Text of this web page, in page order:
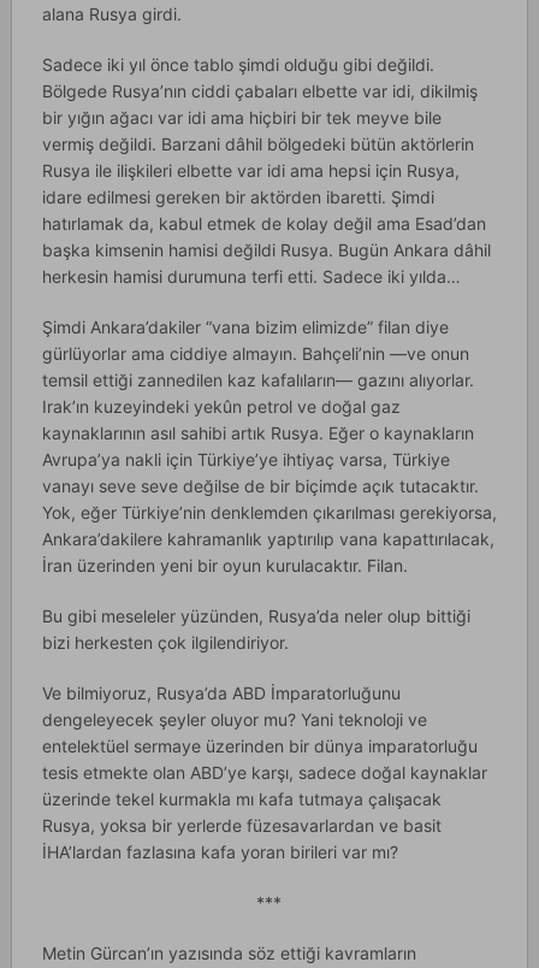
alana Rusya girdi.
Sadece iki yıl önce tablo şimdi olduğu gibi değildi.
Bölgede Rusya’nın ciddi çabaları elbette var idi, dikilmiş
bir yığın ağacı var idi ama hiçbiri bir tek meyve bile
vermiş değildi. Barzani dâhil bölgedeki bütün aktörlerin
Rusya ile ilişkileri elbette var idi ama hepsi için Rusya,
idare edilmesi gereken bir aktörden ibaretti. Şimdi
hatırlamak da, kabul etmek de kolay değil ama Esad’dan
başka kimsenin hamisi değildi Rusya. Bugün Ankara dâhil
herkesin hamisi durumuna terfi etti. Sadece iki yılda…
Şimdi Ankara’dakiler “vana bizim elimizde” filan diye
gürlüyorlar ama ciddiye almayın. Bahçeli’nin —ve onun
temsil ettiği zannedilen kaz kafalıların— gazını alıyorlar.
Irak’ın kuzeyindeki yekûn petrol ve doğal gaz
kaynaklarının asıl sahibi artık Rusya. Eğer o kaynakların
Avrupa’ya nakli için Türkiye’ye ihtiyaç varsa, Türkiye
vanayı seve seve değilse de bir biçimde açık tutacaktır.
Yok, eğer Türkiye’nin denklemden çıkarılması gerekiyorsa,
Ankara’dakilere kahramanlık yaptırılıp vana kapattırılacak,
İran üzerinden yeni bir oyun kurulacaktır. Filan.
Bu gibi meseleler yüzünden, Rusya’da neler olup bittiği
bizi herkesten çok ilgilendiriyor.
Ve bilmiyoruz, Rusya’da ABD İmparatorluğunu
dengeleyecek şeyler oluyor mu? Yani teknoloji ve
entelektüel sermaye üzerinden bir dünya imparatorluğu
tesis etmekte olan ABD’ye karşı, sadece doğal kaynaklar
üzerinde tekel kurmakla mı kafa tutmaya çalışacak
Rusya, yoksa bir yerlerde füzesavarlardan ve basit
İHA’lardan fazlasına kafa yoran birileri var mı?
***
Metin Gürcan’ın yazısında söz ettiği kavramların